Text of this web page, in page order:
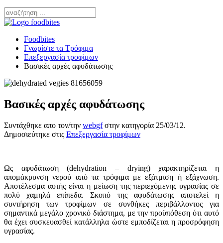
Foodbites
Γνωρίστε τα Τρόφιμα
Επεξεργασία τροφίμων
Βασικές αρχές αφυδάτωσης
Βασικές αρχές αφυδάτωσης
Συντάχθηκε απο τον/την webgfστην κατηγορία 25/03/12.
Δημοσιεύτηκε στις Επεξεργασία τροφίμων
Ως αφυδάτωση (dehydration – drying) χαρακτηρίζεται η
απομάκρυνση νερού από τα τρόφιμα με εξάτμιση ή εξάχνωση.
Αποτέλεσμα αυτής είναι η μείωση της περιεχόμενης υγρασίας σε
πολύ χαμηλά επίπεδα. Σκοπό της αφυδάτωσης αποτελεί η
συντήρηση των τροφίμων σε συνθήκες περιβάλλοντος για
σημαντικά μεγάλο χρονικό διάστημα, με την προϋπόθεση ότι αυτό
θα έχει συσκευασθεί κατάλληλα ώστε εμποδίζεται η προσρόφηση
υγρασίας.